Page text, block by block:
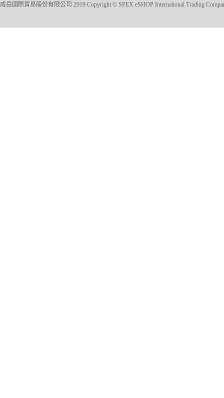
成岳國際貿易股份有限公司 2019 Copyright © SPEX eSHOP International Trading